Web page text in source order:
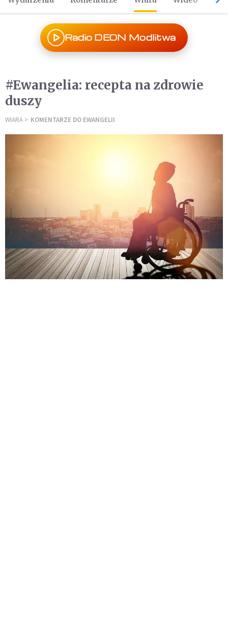
Radio DEON Modlitwa
#Ewangelia: recepta na zdrowie
duszy
WIARA KOMENTARZE DO EWANGELII